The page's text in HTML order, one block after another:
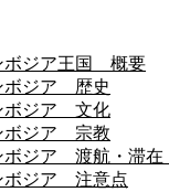
ボジア王国 概要
ボジア 歴史
ボジア 文化
ボジア 宗教
ボジア 渡航・滞在
ボジア 注意点